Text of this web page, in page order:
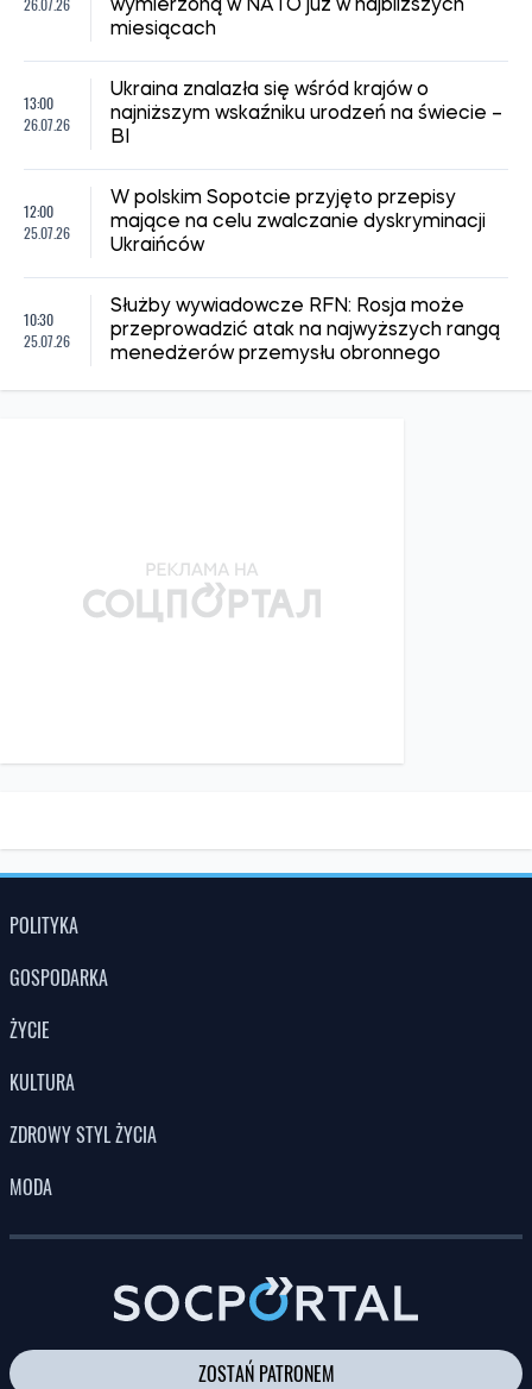
wymierzoną w NATO już w najbliższych
miesiącach
13:00
26.07.26
Ukraina znalazła się wśród krajów o
najniższym wskaźniku urodzeń na świecie –
BI
12:00
25.07.26
W polskim Sopotcie przyjęto przepisy
mające na celu zwalczanie dyskryminacji
Ukraińców
10:30
25.07.26
Służby wywiadowcze RFN: Rosja może
przeprowadzić atak na najwyższych rangą
menedżerów przemysłu obronnego
POLITYKA
GOSPODARKA
ŻYCIE
KULTURA
ZDROWY STYL ŻYCIA
MODA
ZOSTAŃ PATRONEM